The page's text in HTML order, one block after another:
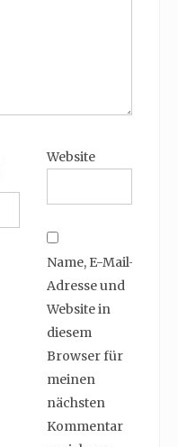
Website
Name, E-Mail-
Adresse und
Website in
diesem
Browser für
meinen
nächsten
Kommentar